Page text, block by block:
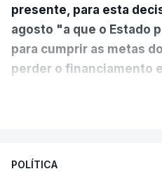
presente, para esta
agosto "a que o Estado
para cumprir as metas
perder o financiamento
sistema mais simples,
POLÍTICA